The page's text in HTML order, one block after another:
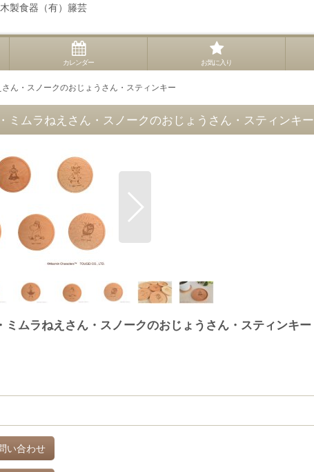
製食器（有）籐芸
カレンダー お気に入り
ん・スノークのおじょうさん・スティンキー
ムラねえさん・スノークのおじょうさん・スティンキー
ムラねえさん・スノークのおじょうさん・スティンキー
い合わせ